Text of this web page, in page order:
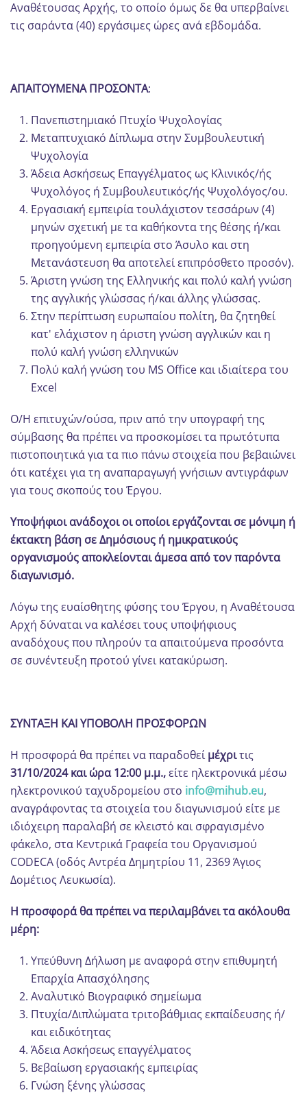
Αναθέτουσας Αρχής, το οποίο όμως δε θα υπερβαίνει
τις σαράντα (40) εργάσιμες ώρες ανά εβδομάδα.
ΑΠΑΙΤΟΥΜΕΝΑ ΠΡΟΣΟΝΤΑ:
Πανεπιστημιακό Πτυχίο Ψυχολογίας
Μεταπτυχιακό Δίπλωμα στην Συμβουλευτική
Ψυχολογία
Άδεια Ασκήσεως Επαγγέλματος ως Κλινικός/ής
Ψυχολόγος ή Συμβουλευτικός/ής Ψυχολόγος/ου.
Εργασιακή εμπειρία τουλάχιστον τεσσάρων (4)
μηνών σχετική με τα καθήκοντα της θέσης ή/και
προηγούμενη εμπειρία στο Άσυλο και στη
Μετανάστευση θα αποτελεί επιπρόσθετο προσόν).
Άριστη γνώση της Ελληνικής και πολύ καλή γνώση
της αγγλικής γλώσσας ή/και άλλης γλώσσας.
Στην περίπτωση ευρωπαίου πολίτη, θα ζητηθεί
κατ' ελάχιστον η άριστη γνώση αγγλικών και η
πολύ καλή γνώση ελληνικών
Πολύ καλή γνώση του MS Office και ιδιαίτερα του
Excel
Ο/Η επιτυχών/ούσα, πριν από την υπογραφή της
σύμβασης θα πρέπει να προσκομίσει τα πρωτότυπα
πιστοποιητικά για τα πιο πάνω στοιχεία που βεβαιώνει
ότι κατέχει για τη αναπαραγωγή γνήσιων αντιγράφων
για τους σκοπούς του Έργου.
Υποψήφιοι ανάδοχοι οι οποίοι εργάζονται σε μόνιμη ή
έκτακτη βάση σε Δημόσιους ή ημικρατικούς
οργανισμούς αποκλείονται άμεσα από τον παρόντα
διαγωνισμό.
Λόγω της ευαίσθητης φύσης του Έργου, η Αναθέτουσα
Αρχή δύναται να καλέσει τους υποψήφιους
αναδόχους που πληρούν τα απαιτούμενα προσόντα
σε συνέντευξη προτού γίνει κατακύρωση.
ΣΥΝΤΑΞΗ ΚΑΙ ΥΠΟΒΟΛΗ ΠΡΟΣΦΟΡΩΝ
Η προσφορά θα πρέπει να παραδοθείμέχριτις
31/10/2024 και ώρα 12:00 μ.μ.,είτε ηλεκτρονικά μέσω
ηλεκτρονικού ταχυδρομείου στο info@mihub.eu,
αναγράφοντας τα στοιχεία του διαγωνισμού είτε με
ιδιόχειρη παραλαβή σε κλειστό και σφραγισμένο
φάκελο, στα Κεντρικά Γραφεία του Οργανισμού
CODECA (οδός Αντρέα Δημητρίου 11, 2369 Άγιος
Δομέτιος Λευκωσία).
Η προσφορά θα πρέπει να περιλαμβάνει τα ακόλουθα
μέρη:
Υπεύθυνη Δήλωση με αναφορά στην επιθυμητή
Επαρχία Απασχόλησης
Αναλυτικό Βιογραφικό σημείωμα
Πτυχία/Διπλώματα τριτοβάθμιας εκπαίδευσης ή/
και ειδικότητας
Άδεια Ασκήσεως επαγγέλματος
Βεβαίωση εργασιακής εμπειρίας
Γνώση ξένης γλώσσας